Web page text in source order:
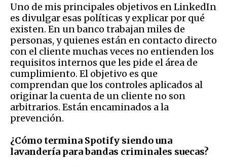
Uno de mis principales objetivos en LinkedIn
es divulgar esas políticas y explicar por qué
existen. En un banco trabajan miles de
personas, y quienes están en contacto directo
con el cliente muchas veces no entienden los
requisitos internos que les pide el área de
cumplimiento. El objetivo es que
comprendan que los controles aplicados al
originar la cuenta de un cliente no son
arbitrarios. Están encaminados a la
prevención.
¿Cómo termina Spotify siendo una
lavandería para bandas criminales suecas?